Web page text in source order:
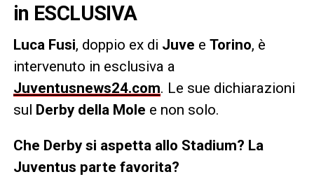
in ESCLUSIVA
Luca Fusi, doppio ex di Juve e Torino, è
intervenuto in esclusiva a
Juventusnews24.com. Le sue dichiarazioni
sul Derby della Mole e non solo.
Che Derby si aspetta allo Stadium? La
Juventus parte favorita?